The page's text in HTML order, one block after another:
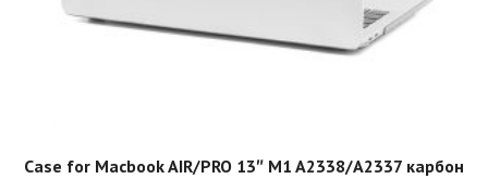
READ MORE
Case for Macbook AIR/PRO 13″ M1 A2338/A2337 карбон